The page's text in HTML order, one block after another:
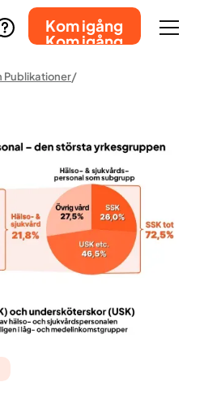
Kom igång
Kom igång
Publikationer